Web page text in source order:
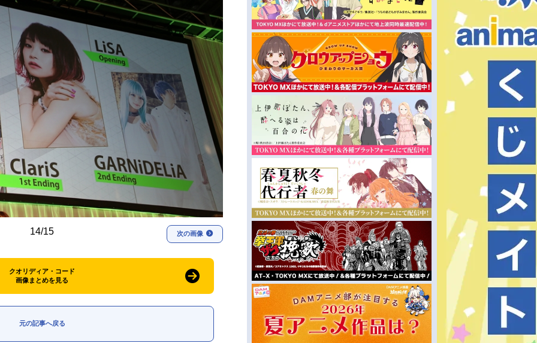
男性声優/女性声優一覧
FOLLOW US
14/15 次の画像
クオリディア・コード
画像まとめを見る
元の記事へ戻る